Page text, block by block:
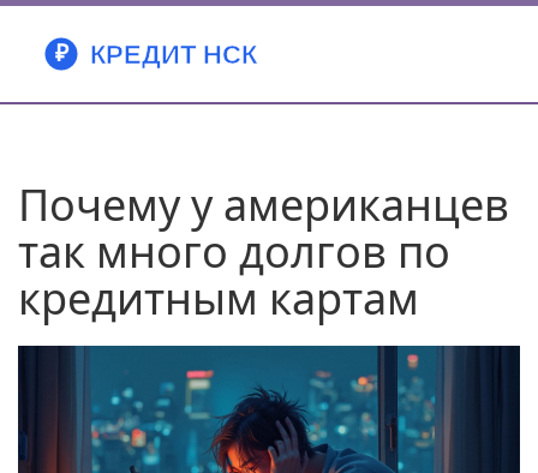
Почему у американцев
так много долгов по
кредитным картам